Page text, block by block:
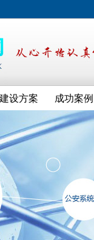
建设方案 成功案例